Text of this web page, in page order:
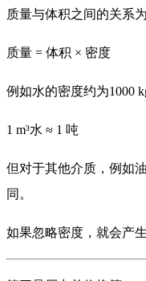
质量与体积之间的关系为
质量 = 体积 × 密度
例如水的密度约为1000
1 m³水 ≈ 1 吨
但对于其他介质，例如
同。
如果忽略密度，就会产生